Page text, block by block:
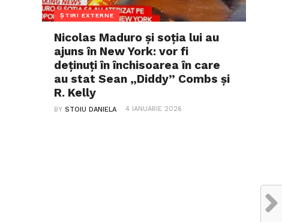
ȘTIRI EXTERNE
Nicolas Maduro și soția lui au
ajuns în New York: vor fi
deținuți în închisoarea în care
au stat Sean „Diddy” Combs și
R. Kelly
BYSTOIU DANIELA 4 IANUARIE 2026